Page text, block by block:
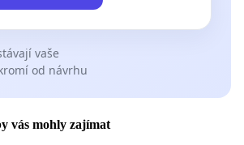
vaše
od návrhu
vás mohly zajímat